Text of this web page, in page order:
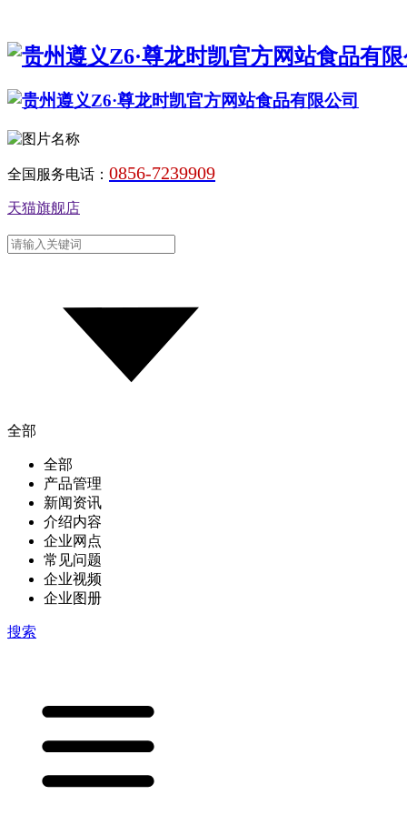
全国服务电话： 0856-7239909
天猫旗舰店
全部
全部
产品管理
新闻资讯
介绍内容
企业网点
常见问题
企业视频
企业图册
搜索